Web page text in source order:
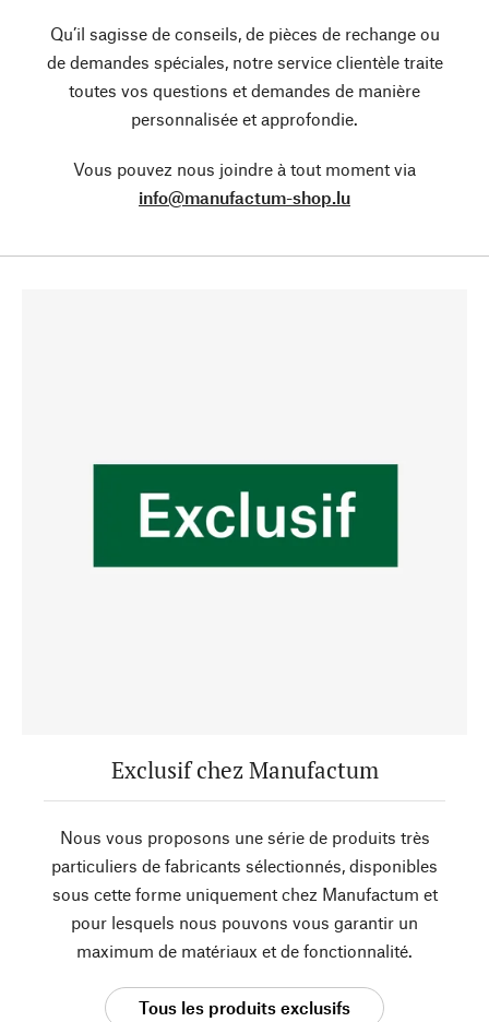
Qu’il sagisse de conseils, de pièces de rechange ou
de demandes spéciales, notre service clientèle traite
toutes vos questions et demandes de manière
personnalisée et approfondie.
Vous pouvez nous joindre à tout moment via
info@manufactum-shop.lu
Exclusif chez Manufactum
Nous vous proposons une série de produits très
particuliers de fabricants sélectionnés, disponibles
sous cette forme uniquement chez Manufactum et
pour lesquels nous pouvons vous garantir un
maximum de matériaux et de fonctionnalité.
Tous les produits exclusifs